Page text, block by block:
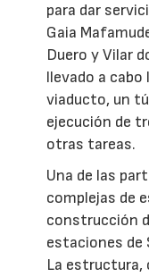
para dar
Gaia
Duero y Vilar
llevado a
viaducto, un
ejecución de
otras tareas.
Una de las
complejas de
construcción
estaciones de
La estructura,